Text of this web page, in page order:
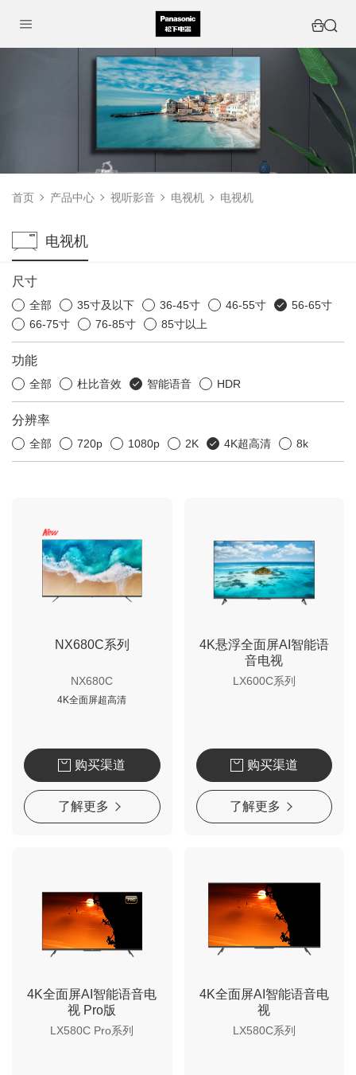
首页 产品中心 视听影音 电视机 电视机
电视机
尺寸
全部 35寸及以下 36-45寸 46-55寸
56-65寸
66-75寸
76-85寸 85寸以上
功能
全部 杜比音效 智能语音 HDR
分辨率
全部 720p 1080p 2K 4K超高清 8k
NX680C系列
NX680C
4K全面屏超高清
购买渠道
了解更多
4K悬浮全面屏AI智能语
音电视
LX600C系列
购买渠道
了解更多
4K全面屏AI智能语音电
视 Pro版
LX580C Pro系列
4K全面屏AI智能语音电
视
LX580C系列